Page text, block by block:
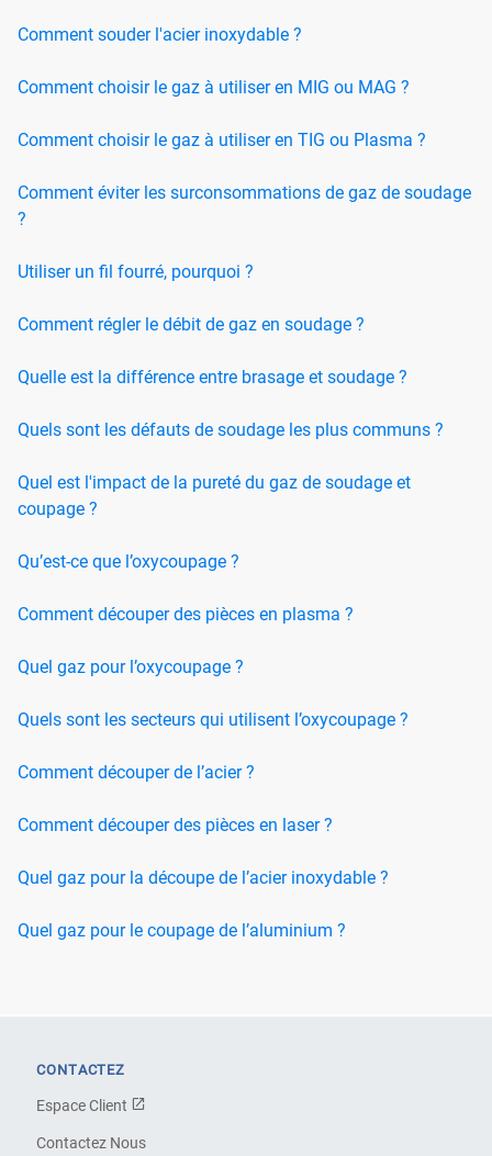
Comment souder l'acier inoxydable ?
Comment choisir le gaz à utiliser en MIG ou MAG ?
Comment choisir le gaz à utiliser en TIG ou Plasma ?
Comment éviter les surconsommations de gaz de soudage
?
Utiliser un fil fourré, pourquoi ?
Comment régler le débit de gaz en soudage ?
Quelle est la différence entre brasage et soudage ?
Quels sont les défauts de soudage les plus communs ?
Quel est l'impact de la pureté du gaz de soudage et
coupage ?
Qu’est-ce que l’oxycoupage ?
Comment découper des pièces en plasma ?
Quel gaz pour l’oxycoupage ?
Quels sont les secteurs qui utilisent l’oxycoupage ?
Comment découper de l’acier ?
Comment découper des pièces en laser ?
Quel gaz pour la découpe de l’acier inoxydable ?
Quel gaz pour le coupage de l’aluminium ?
CONTACTEZ
Espace Client
Contactez Nous